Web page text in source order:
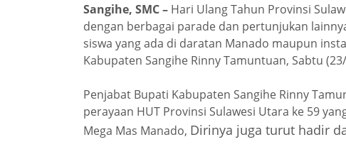
Sangihe, SMC – Hari Ulang Tahun Provinsi
dengan berbagai parade dan pertunjukan
siswa yang ada di daratan Manado maupun
Kabupaten Sangihe Rinny Tamuntuan, Sabtu
Penjabat Bupati Kabupaten Sangihe Rinny
perayaan HUT Provinsi Sulawesi Utara ke 59
Mega Mas Manado, Dirinya juga turut hadir